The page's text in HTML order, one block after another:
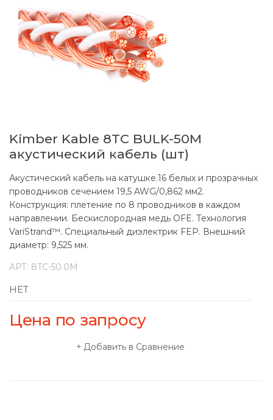
Kimber Kable 8TC BULK-50M
акустический кабель (шт)
Акустический кабель на катушке.16 белых и прозрачных
проводников сечением 19,5 AWG/0,862 мм2.
Конструкция: плетение по 8 проводников в каждом
направлении. Бескислородная медь OFE. Технология
VariStrand™. Специальный диэлектрик FEP. Внешний
диаметр: 9,525 мм.
АРТ: 8TC-50.0M
НЕТ
Цена по запросу
Добавить в Сравнение